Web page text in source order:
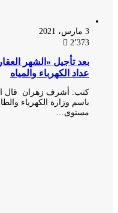
2٬373
بعد تأجيل «الشهر
عداد الكهرباء والمياه
كتب: أشرف زهران قال
باسم وزارة الكهرباء والطاقة
مستوى…